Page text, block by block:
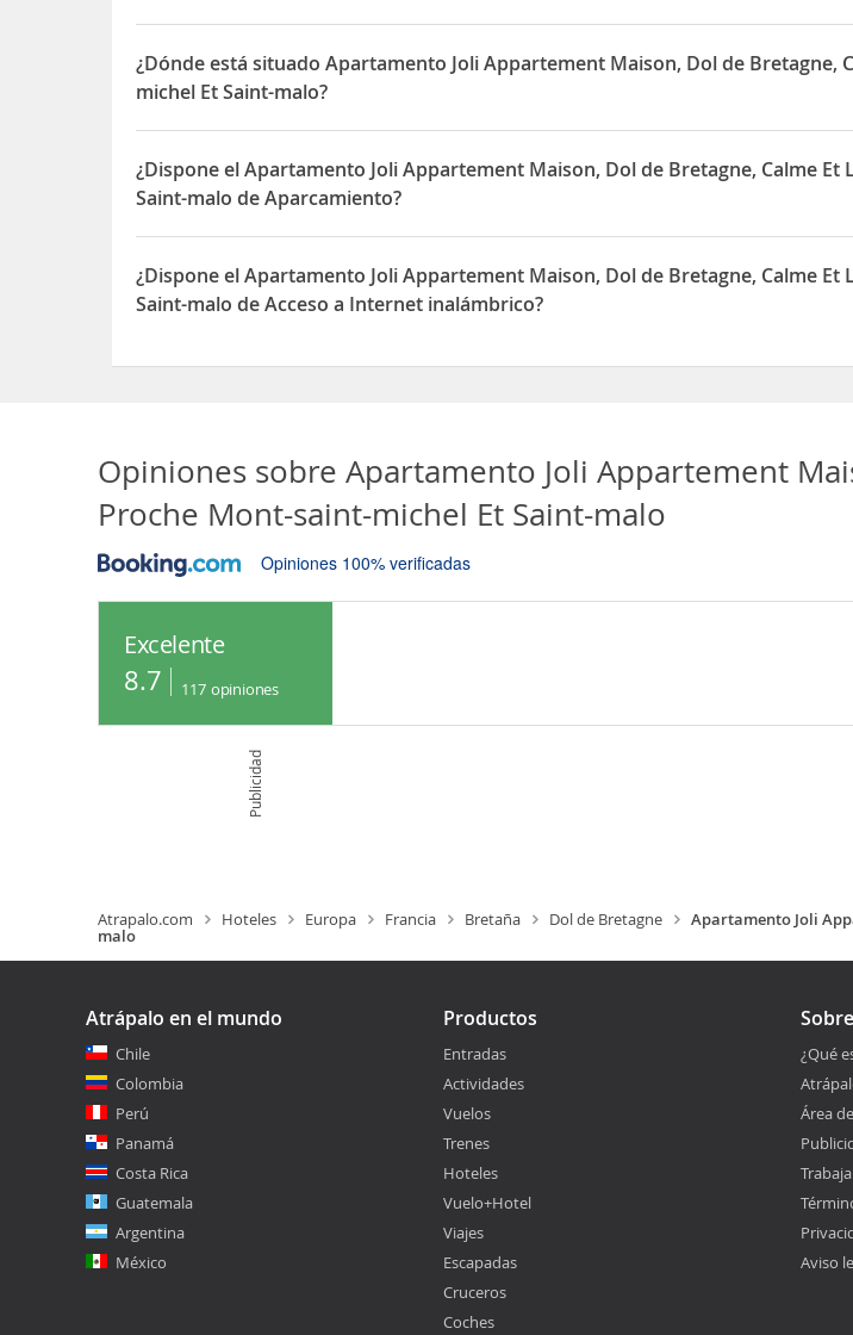
¿Dónde está situado Apartamento Joli Appartement Maison, Dol de Bretagne,
michel Et Saint-malo?
El Apartamento Joli Appartement Maison, Dol de Bretagne, Calme Et Lumineux, Proche
B03 5 Rue des Ponts
¿Dispone el Apartamento Joli Appartement Maison, Dol de Bretagne, Calme
Saint-malo de Aparcamiento?
Sí, el Apartamento Joli Appartement Maison, Dol de Bretagne, Calme Et Lumineux,
Aparcamiento
¿Dispone el Apartamento Joli Appartement Maison, Dol de Bretagne, Calme
Saint-malo de Acceso a Internet inalámbrico?
Acceso a Internet inalámbrico
Opiniones sobre Apartamento Joli Appartement
Proche Mont-saint-michel Et Saint-malo
Opiniones 100% verificadas
Excelente
8.7 117 opiniones
Publicidad
Atrapalo.com Hoteles Europa Francia Bretaña Dol de Bretagne Apartamento Joli
malo
Atrápalo en el mundo
Chile
Colombia
Perú
Panamá
Costa Rica
Guatemala
Argentina
México
Productos
Entradas
Actividades
Vuelos
Trenes
Hoteles
Vuelo+Hotel
Viajes
Escapadas
Cruceros
Coches
¿Qué
Área
Aviso